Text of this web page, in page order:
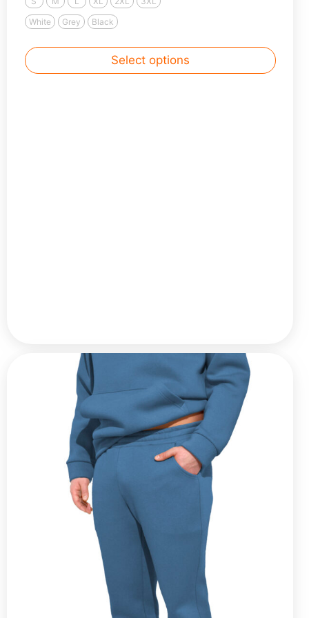
не только увеличенный размерный ряд от
38 до 52 размера, но и 4 ростовые
группы. Женские с 154 см до 184 ... Read
more
White
Grey Black
Select options